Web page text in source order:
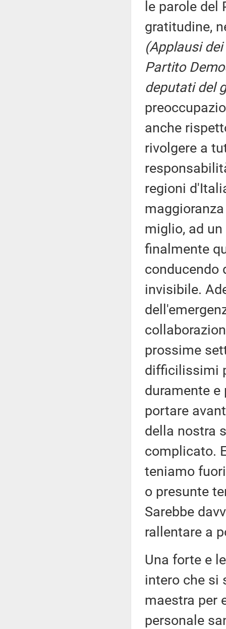
le parole
gratitudine,
(Applausi
Partito
deputati del
anche
rivolgere a
regioni
miglio, ad
finalmente
conducendo
invisibile.
prossime
difficilissimi
duramente e
portare
della nostra
complicato.
teniamo
o presunte
Sarebbe
rallentare a
Una forte e
intero che si
maestra per
personale